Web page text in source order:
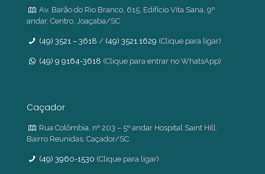
Av. Barão do Rio Branco, 615, Edifício Vita Sana, 9º
andar, Centro, Joaçaba/SC
(49) 3521 – 3618 / (49) 3521 1629 (Clique para ligar)
(49) 9 9164-3618 (Clique para entrar no WhatsApp)
Caçador
Rua Colômbia, nº 203 – 5º andar Hospital Saint Hill.
Bairro Reunidas, Caçador/SC
(49) 3960-1530 (Clique para ligar)